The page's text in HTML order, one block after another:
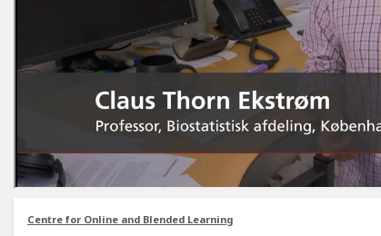
Centre for Online and Blended Learning